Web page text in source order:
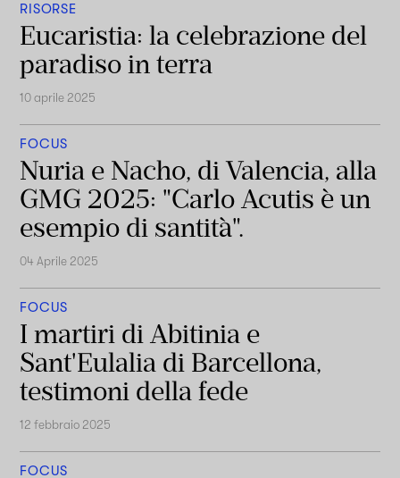
RISORSE
Eucaristia: la celebrazione del
paradiso in terra
10 aprile 2025
FOCUS
Nuria e Nacho, di Valencia, alla
GMG 2025: "Carlo Acutis è un
esempio di santità".
04 Aprile 2025
FOCUS
I martiri di Abitinia e
Sant'Eulalia di Barcellona,
testimoni della fede
12 febbraio 2025
FOCUS